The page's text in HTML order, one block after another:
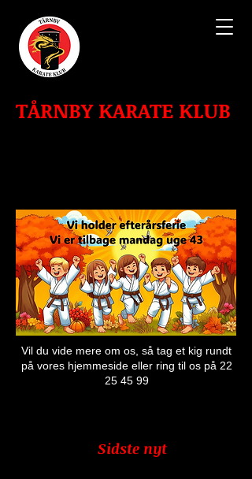
TÅRNBY KARATE KLUB
Vil du vide mere om os, så tag et kig rundt
på vores hjemmeside eller ring til os på 22
25 45 99
Sidste nyt